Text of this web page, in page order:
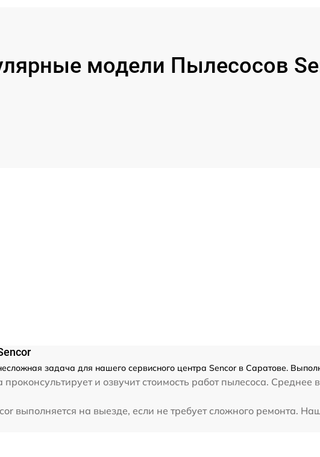
модели Пылесосов
задача для нашего сервисного центра Sencor в Саратове.
и озвучит стоимость работ пылесоса. Среднее
выполняется на выезде, если не требует сложного ремонта.